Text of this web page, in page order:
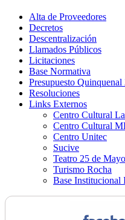
Alta de Proveedores
Decretos
Descentralización
Llamados Públicos
Licitaciones
Base Normativa
Presupuesto
Resoluciones
Links Externos
Centro Cultural
Centro Cultural
Centro Unitec
Sucive
Teatro 25 de Mayo
Turismo Rocha
Base Institucional